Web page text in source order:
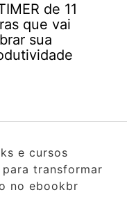
de 11
que vai
sua
e cursos
transformar
no ebookbr